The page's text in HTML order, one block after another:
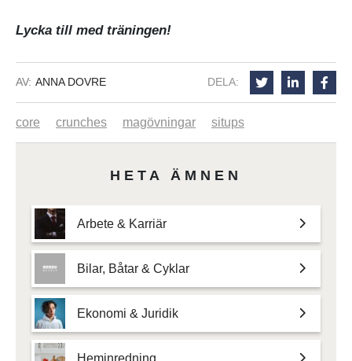
Lycka till med träningen!
AV: ANNA DOVRE DELA:
core crunches magövningar situps
HETA ÄMNEN
Arbete & Karriär
Bilar, Båtar & Cyklar
Ekonomi & Juridik
Heminredning